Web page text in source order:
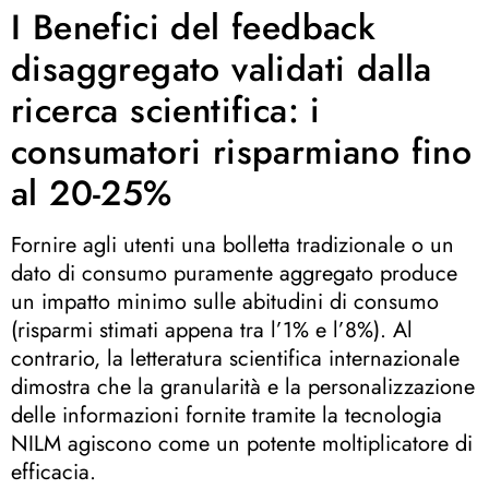
I Benefici del feedback
disaggregatovalidati dalla
ricerca scientifica: i
consumatori risparmiano fino
al 20-25%
Fornire agli utenti una bolletta tradizionale o un
dato di consumo puramente aggregato produce
un impatto minimo sulle abitudini di consumo
(risparmi stimati appena tra l’1% e l’8%). Al
contrario, la letteratura scientifica internazionale
dimostra che la granularità e la personalizzazione
delle informazioni fornite tramite la tecnologia
NILM agiscono come un potente moltiplicatore di
efficacia.